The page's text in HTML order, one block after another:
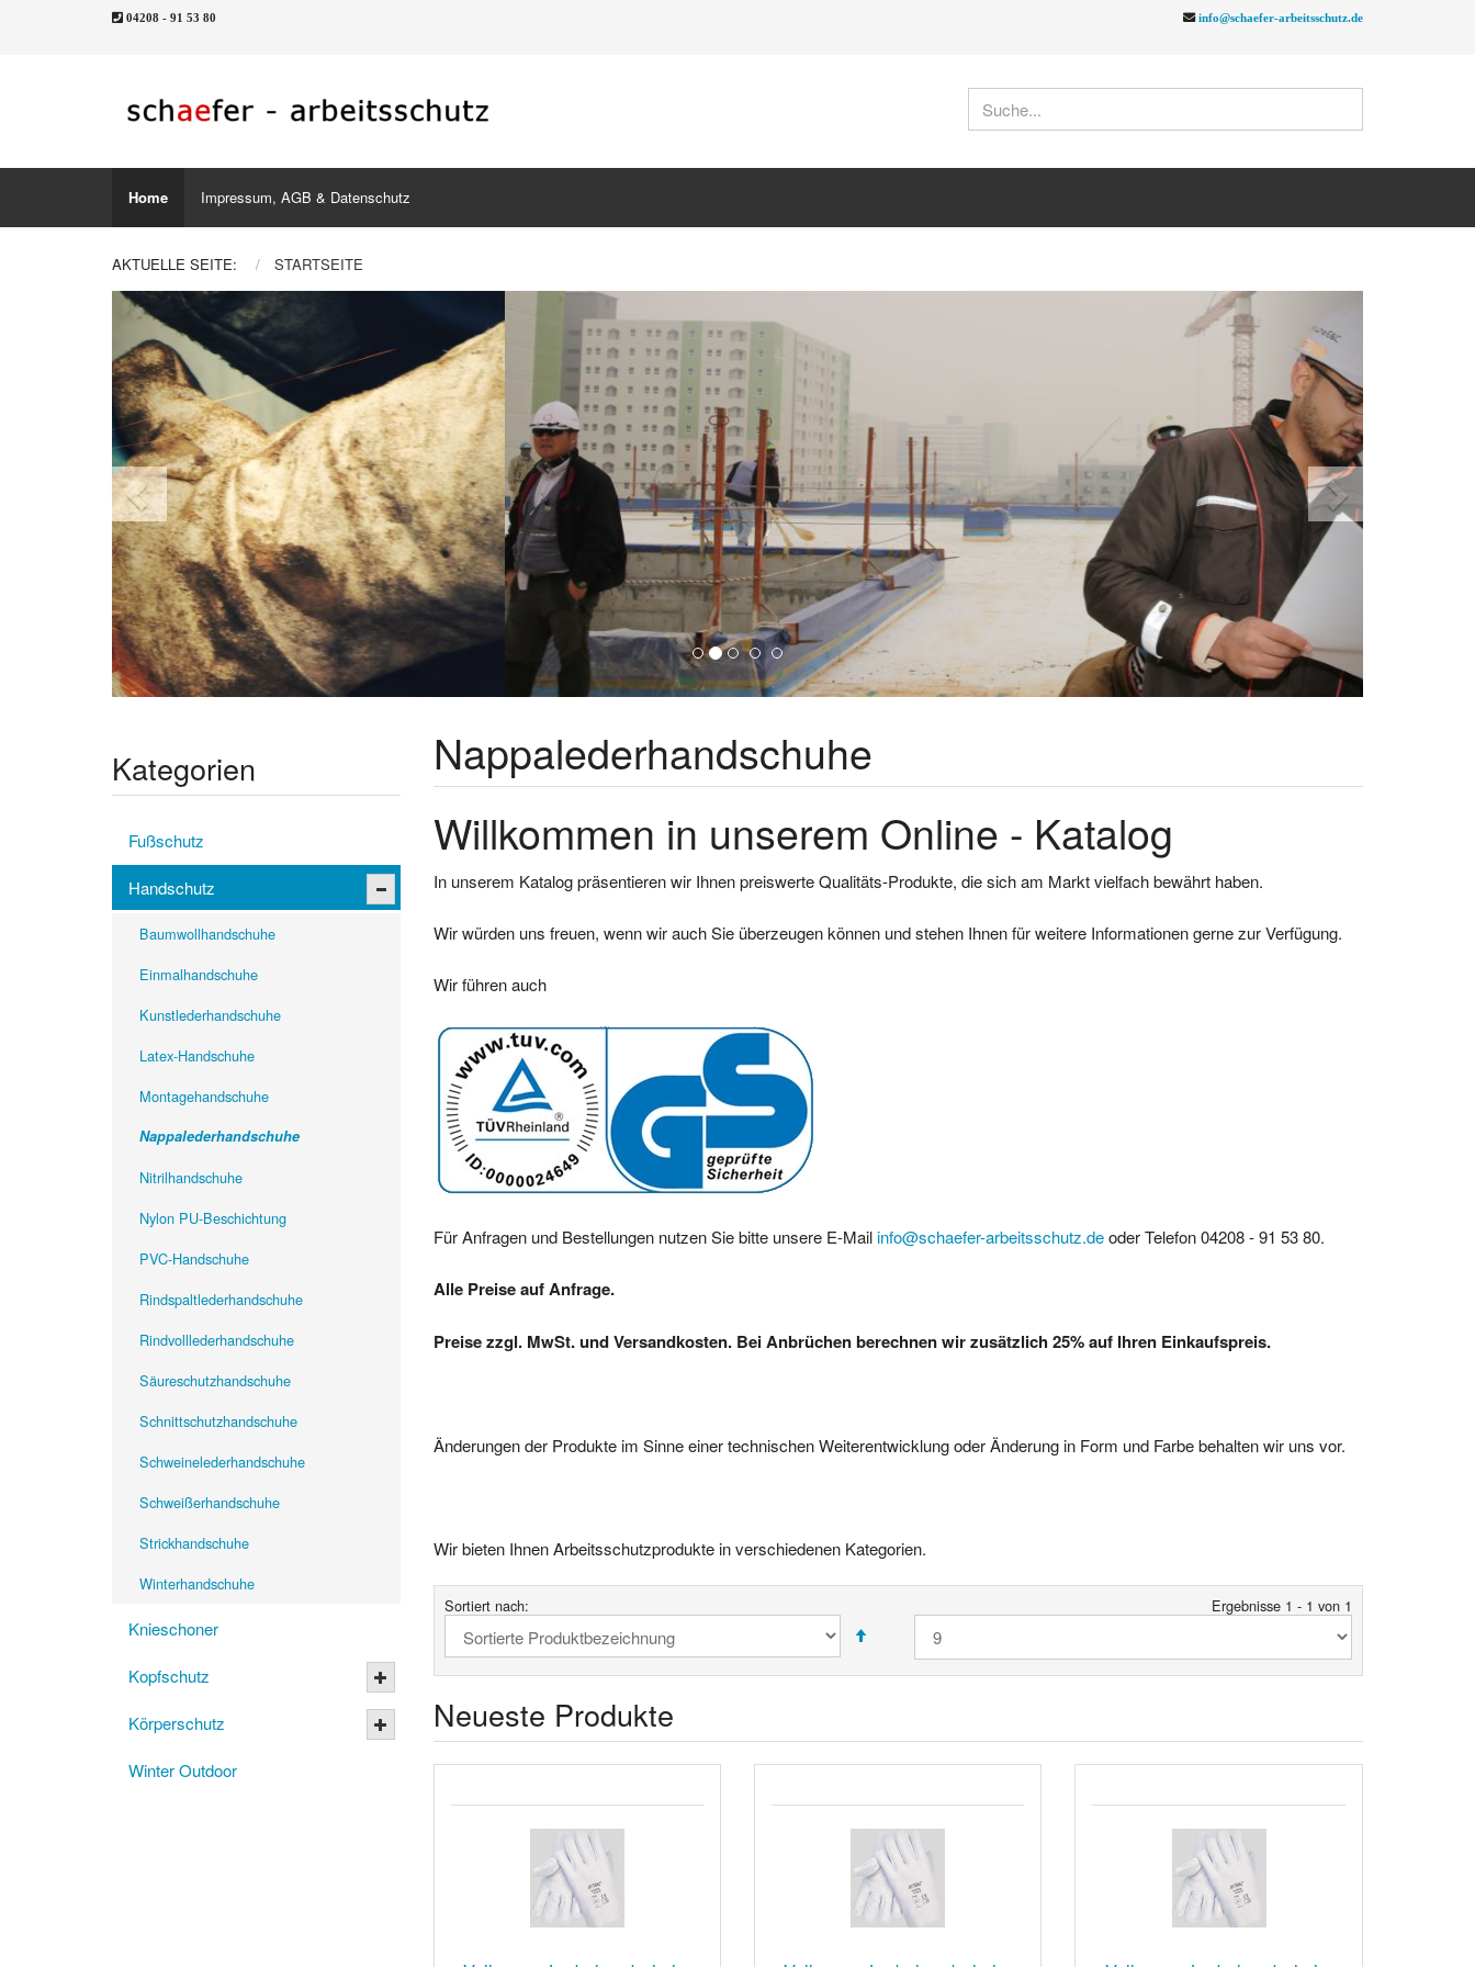
04208 - 91 53 80 info@schaefer-arbeitsschutz.de
Home Impressum, AGB & Datenschutz
AKTUELLE SEITE: STARTSEITE
Previous
Nappalederhandschuhe
Willkommen in unserem Online - Katalog
In unserem Katalog präsentieren wir Ihnen preiswerte Qualitäts-Produkte, die sich am Markt vielfach bewährt haben.
Wir würden uns freuen, wenn wir auch Sie überzeugen können und stehen Ihnen für weitere Informationen gerne zur Verfügung.
Wir führen auch
Für Anfragen und Bestellungen nutzen Sie bitte unsere E-Mailinfo@schaefer-arbeitsschutz.deoder Telefon 04208 - 91 53 80.
Alle Preise auf Anfrage.
Preise zzgl. MwSt. und Versandkosten. Bei Anbrüchen berechnen wir zusätzlich 25% auf Ihren Einkaufspreis.
Änderungen der Produkte im Sinne einer technischen Weiterentwicklung oder Änderung in Form und Farbe behalten wir uns vor.
Wir bieten Ihnen Arbeitsschutzprodukte in verschiedenen Kategorien.
Sortiert nach: Ergebnisse 1 - 1 von 1
Neueste Produkte
Kategorien
Fußschutz
Handschutz
Baumwollhandschuhe
Einmalhandschuhe
Kunstlederhandschuhe
Latex-Handschuhe
Montagehandschuhe
Nappalederhandschuhe
Nitrilhandschuhe
Nylon PU-Beschichtung
PVC-Handschuhe
Rindspaltlederhandschuhe
Rindvolllederhandschuhe
Säureschutzhandschuhe
Schnittschutzhandschuhe
Schweinelederhandschuhe
Schweißerhandschuhe
Strickhandschuhe
Winterhandschuhe
Knieschoner
Kopfschutz
Körperschutz
Winter Outdoor